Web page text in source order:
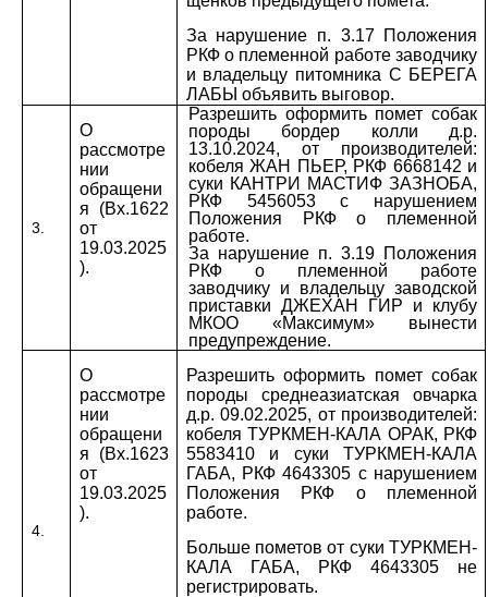
За нарушение п. 3.17 Положения
РКФ о племенной работе заводчику
и владельцу питомника С БЕРЕГА
ЛАБЫ объявить выговор.
3.
О
рассмотре
нии
обращени
я (Вх.1622
от
19.03.2025
).
Разрешить оформить помет собак
породы бордер колли д.р.
13.10.2024, от производителей:
кобеля ЖАН ПЬЕР, РКФ 6668142 и
суки КАНТРИ МАСТИФ ЗАЗНОБА,
РКФ 5456053 с нарушением
Положения РКФ о племенной
работе.
За нарушение п. 3.19 Положения
РКФ о племенной работе
заводчику и владельцу заводской
приставки ДЖЕХАН ГИР и клубу
МКОО «Максимум» вынести
предупреждение.
4.
О
рассмотре
нии
обращени
я (Вх.1623
от
19.03.2025
).
Разрешить оформить помет собак
породы среднеазиатская овчарка
д.р. 09.02.2025, от производителей:
кобеля ТУРКМЕН-КАЛА ОРАК, РКФ
5583410 и суки ТУРКМЕН-КАЛА
ГАБА, РКФ 4643305 с нарушением
Положения РКФ о племенной
работе.
Больше пометов от суки ТУРКМЕН-
КАЛА ГАБА, РКФ 4643305 не
регистрировать.